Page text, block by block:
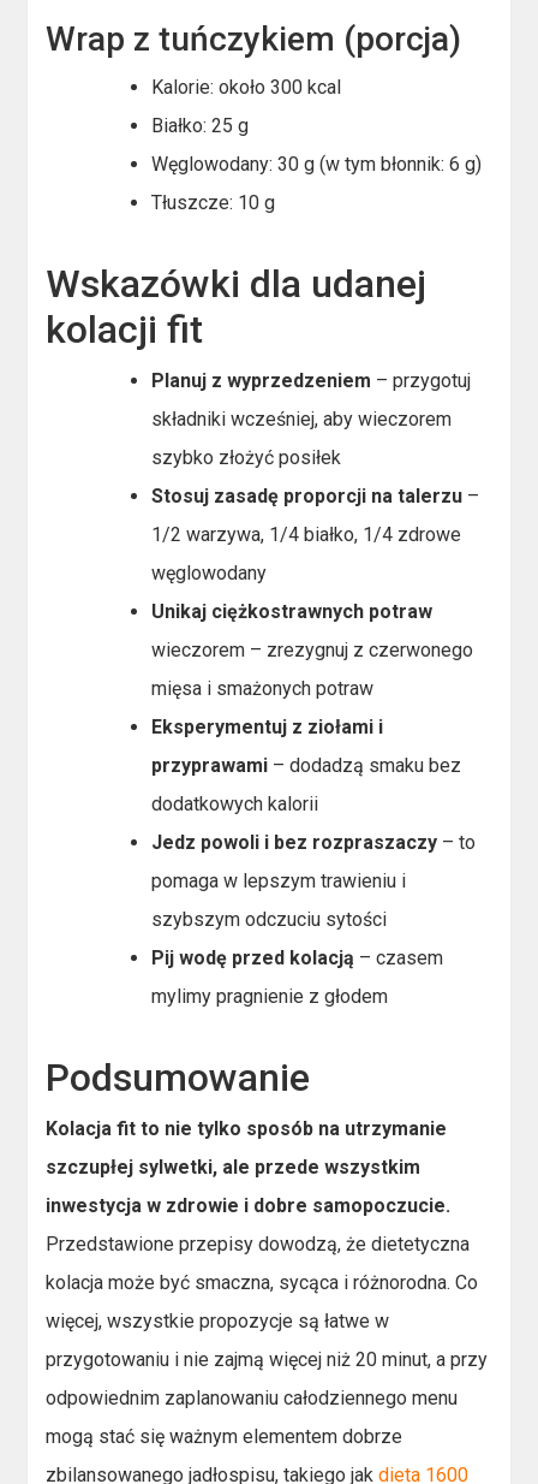
Wrap z tuńczykiem (porcja)
Kalorie: około 300 kcal
Białko: 25 g
Węglowodany: 30 g (w tym błonnik: 6 g)
Tłuszcze: 10 g
Wskazówki dla udanej
kolacji fit
Planuj z wyprzedzeniem – przygotuj
składniki wcześniej, aby wieczorem
szybko złożyć posiłek
Stosuj zasadę proporcji na talerzu –
1/2 warzywa, 1/4 białko, 1/4 zdrowe
węglowodany
Unikaj ciężkostrawnych potraw
wieczorem – zrezygnuj z czerwonego
mięsa i smażonych potraw
Eksperymentuj z ziołami i
przyprawami – dodadzą smaku bez
dodatkowych kalorii
Jedz powoli i bez rozpraszaczy – to
pomaga w lepszym trawieniu i
szybszym odczuciu sytości
Pij wodę przed kolacją – czasem
mylimy pragnienie z głodem
Podsumowanie
Kolacja fit to nie tylko sposób na utrzymanie
szczupłej sylwetki, ale przede wszystkim
inwestycja w zdrowie i dobre samopoczucie.
Przedstawione przepisy dowodzą, że dietetyczna
kolacja może być smaczna, sycąca i różnorodna. Co
więcej, wszystkie propozycje są łatwe w
przygotowaniu i nie zajmą więcej niż 20 minut, a przy
odpowiednim zaplanowaniu całodziennego menu
mogą stać się ważnym elementem dobrze
zbilansowanego jadłospisu, takiego jakdieta 1600